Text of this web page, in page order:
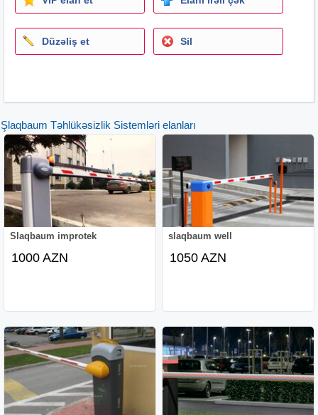
slaqbaunlar, şlaqbaunlar, turniket, turnket, giriş və çıxışa
nəzarət, access control, kart sistemi, noparking, no
parkiq, no parking, yol mane, saxlamaq olmaz, turniketlər,
kodla qiris, kodla giriş, təhlükəsizlik sistemləri, pultlar, pult,
pultla açilan, pultla acilan, şlaqbaum pultlari, slaqbaum
pultlari, şlaqbaum, slaqbaum, şlaqbaumlarin
quraşdirilmasi, slaqbaumlarin qurasdirilmasi,
şlaqbaunlarin quraşdirilması, şlaqbaum#giriş və çıxışa
nəzarət#access control#kart sistemi#slaqbaumlar,
slaqbaunlar, şlaqbaumlar, şlaqbaunlar, yol nisanlari, yol
nişasi, təhlükəsizlik
si, kamera, kameralar, vip
suseli turniket, şüşəli turniketlərin satişı, domofon,
quraşdirilmasi, kamera qurasdirilmasi, photosel, sensor,
photosel qapılar, photosel qapilar, şüşə, şüşə işi,
canbalkon, can balkon quraşdirilmasi, canbalkon
qurasdirilmasi,
Düzəliş et Sil
Şlaqbaum Təhlükəsizlik Sistemləri elanları
Slaqbaum improtek
1000 AZN
slaqbaum well
1050 AZN